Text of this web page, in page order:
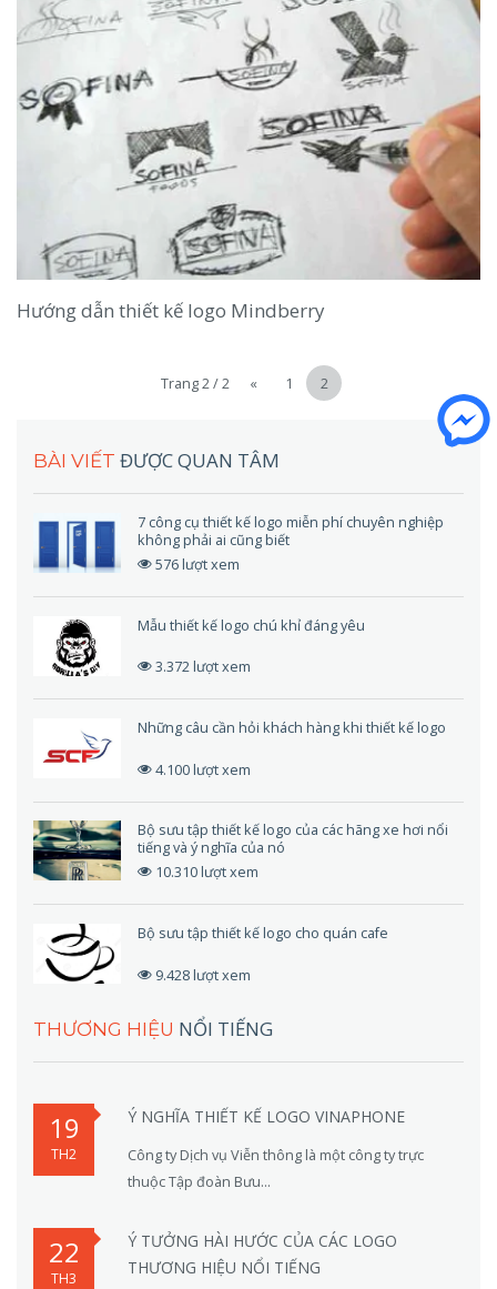
Hướng dẫn thiết kế logo Mindberry
Trang 2 / 2 « 1 2
BÀI VIẾT ĐƯỢC QUAN TÂM
7 công cụ thiết kế logo miễn phí chuyên nghiệp
không phải ai cũng biết
576 lượt xem
Mẫu thiết kế logo chú khỉ đáng yêu
3.372 lượt xem
Những câu cần hỏi khách hàng khi thiết kế logo
4.100 lượt xem
Bộ sưu tập thiết kế logo của các hãng xe hơi nổi
tiếng và ý nghĩa của nó
10.310 lượt xem
Bộ sưu tập thiết kế logo cho quán cafe
9.428 lượt xem
THƯƠNG HIỆU NỔI TIẾNG
19
TH2
Ý NGHĨA THIẾT KẾ LOGO VINAPHONE
Công ty Dịch vụ Viễn thông là một công ty trực
thuộc Tập đoàn Bưu...
22
TH3
Ý TƯỞNG HÀI HƯỚC CỦA CÁC LOGO
THƯƠNG HIỆU NỔI TIẾNG